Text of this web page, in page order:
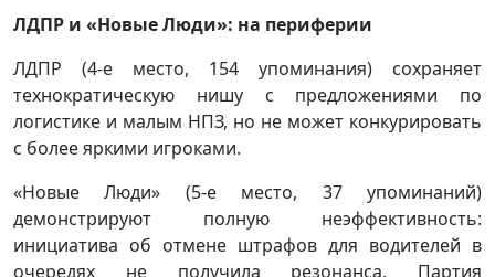
ЛДПР и «Новые Люди»: на периферии
ЛДПР (4-е место, 154 упоминания) сохраняет
технократическую нишу с предложениями по
логистике и малым НПЗ, но не может конкурировать
с более яркими игроками.
«Новые Люди» (5-е место, 37 упоминаний)
демонстрируют полную неэффективность:
инициатива об отмене штрафов для водителей в
очередях не получила резонанса. Партия